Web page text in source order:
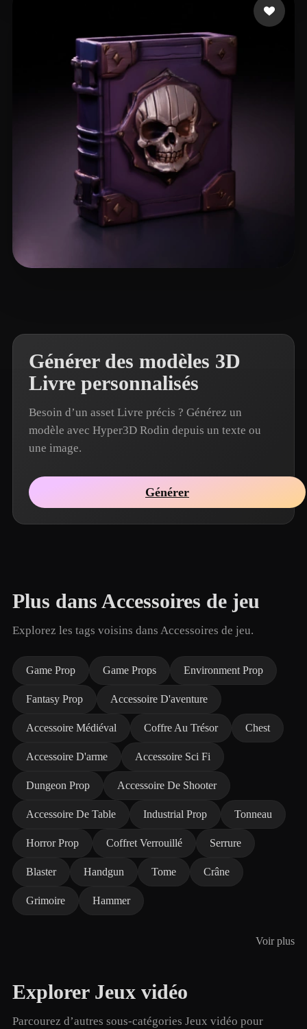
Générer des modèles 3D
Livre personnalisés
Besoin d’un asset Livre précis ? Générez un
modèle avec Hyper3D Rodin depuis un texte ou
une image.
Générer
Plus dans Accessoires de jeu
Explorez les tags voisins dans Accessoires de jeu.
Game Prop Game Props Environment Prop
Fantasy Prop Accessoire D'aventure
Accessoire Médiéval Coffre Au Trésor Chest
Accessoire D'arme Accessoire Sci Fi
Dungeon Prop Accessoire De Shooter
Accessoire De Table Industrial Prop Tonneau
Horror Prop Coffret Verrouillé Serrure
Blaster Handgun Tome Crâne
Grimoire Hammer
Voir plus
Explorer Jeux vidéo
Parcourez d’autres sous-catégories Jeux vidéo pour